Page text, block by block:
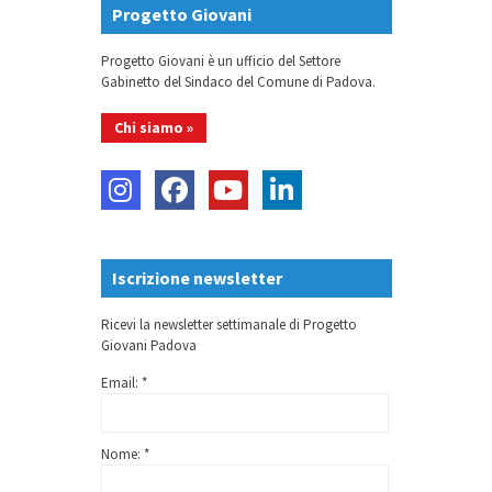
Progetto Giovani
Progetto Giovani è un ufficio del Settore
Gabinetto del Sindaco del Comune di Padova.
Chi siamo »
Iscrizione newsletter
Ricevi la newsletter settimanale di Progetto
Giovani Padova
Email: *
Nome: *